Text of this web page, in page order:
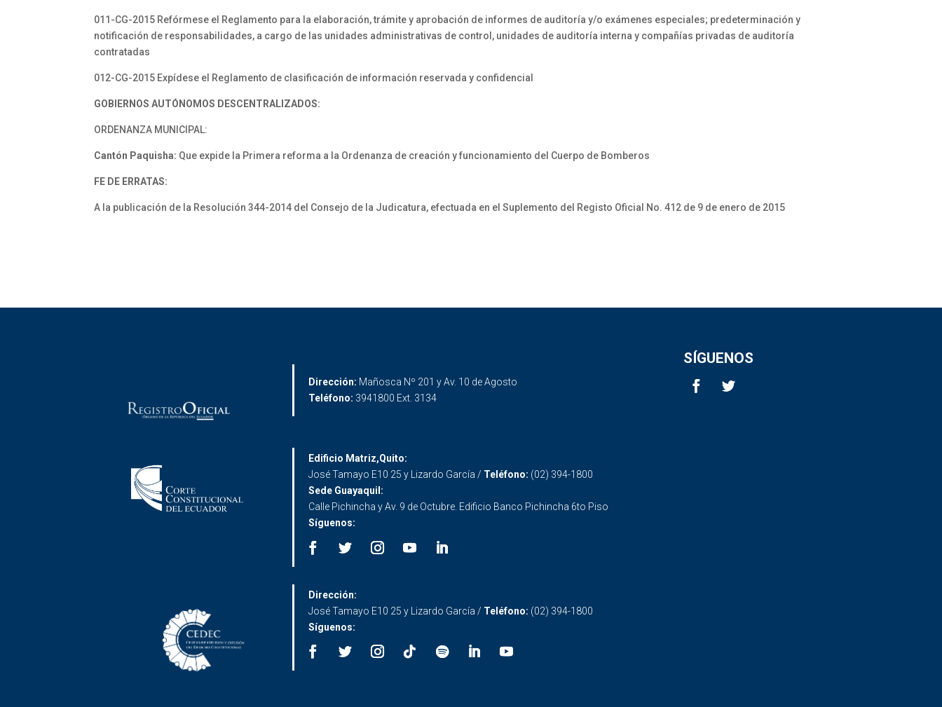
011-CG-2015 Refórmese el Reglamento para la elaboración, trámite y aprobación de informes de auditoría y/o exámenes especiales; predeterminación y
notificación de responsabilidades, a cargo de las unidades administrativas de control, unidades de auditoría interna y compañías privadas de auditoría
contratadas
012-CG-2015 Expídese el Reglamento de clasificación de información reservada y confidencial
GOBIERNOS AUTÓNOMOS DESCENTRALIZADOS:
ORDENANZA MUNICIPAL:
Cantón Paquisha: Que expide la Primera reforma a la Ordenanza de creación y funcionamiento del Cuerpo de Bomberos
FE DE ERRATAS:
A la publicación de la Resolución 344-2014 del Consejo de la Judicatura, efectuada en el Suplemento del Registo Oficial No. 412 de 9 de enero de 2015
Dirección: Mañosca Nº 201 y Av. 10 de Agosto
Teléfono: 3941800 Ext. 3134
SÍGUENOS
Edificio Matriz,Quito:
José Tamayo E10 25 y Lizardo García / Teléfono: (02) 394-1800
Sede Guayaquil:
Calle Pichincha y Av. 9 de Octubre. Edificio Banco Pichincha 6to Piso
Síguenos:
Dirección:
José Tamayo E10 25 y Lizardo García / Teléfono: (02) 394-1800
Síguenos: